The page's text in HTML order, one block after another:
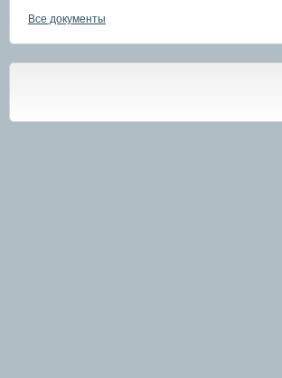
Все документы